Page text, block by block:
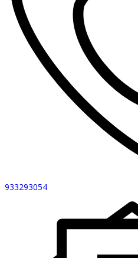
933293054